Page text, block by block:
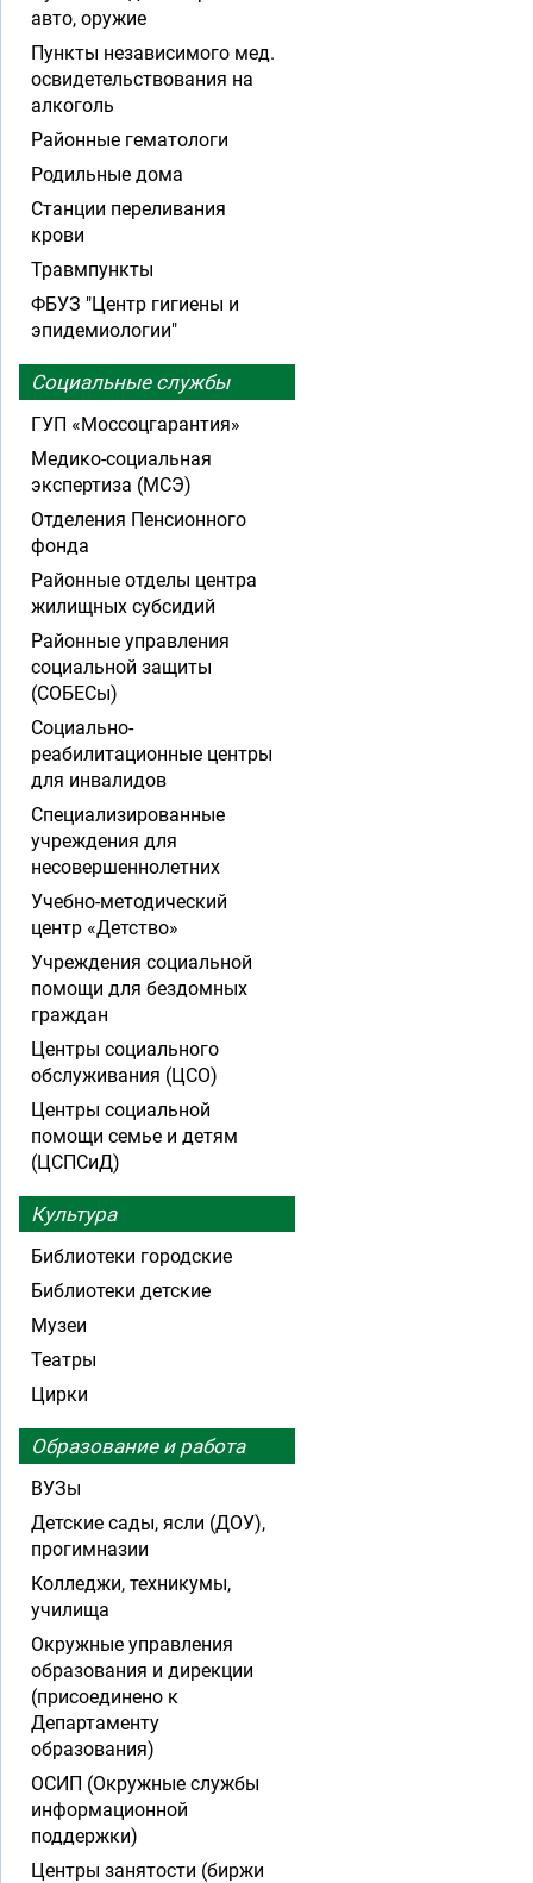
авто, оружие
Пункты независимого мед.
освидетельствования на
алкоголь
Районные гематологи
Родильные дома
Станции переливания
крови
Травмпункты
ФБУЗ "Центр гигиены и
эпидемиологии"
Социальные службы
ГУП «Моссоцгарантия»
Медико-социальная
экспертиза (МСЭ)
Отделения Пенсионного
фонда
Районные отделы центра
жилищных субсидий
Районные управления
социальной защиты
(СОБЕСы)
Социально-
реабилитационные центры
для инвалидов
Специализированные
учреждения для
несовершеннолетних
Учебно-методический
центр «Детство»
Учреждения социальной
помощи для бездомных
граждан
Центры социального
обслуживания (ЦСО)
Центры социальной
помощи семье и детям
(ЦСПСиД)
Культура
Библиотеки городские
Библиотеки детские
Музеи
Театры
Цирки
Образование и работа
ВУЗы
Детские сады, ясли (ДОУ),
прогимназии
Колледжи, техникумы,
училища
Окружные управления
образования и дирекции
(присоединено к
Департаменту
образования)
ОСИП (Окружные службы
информационной
поддержки)
Центры занятости (биржи